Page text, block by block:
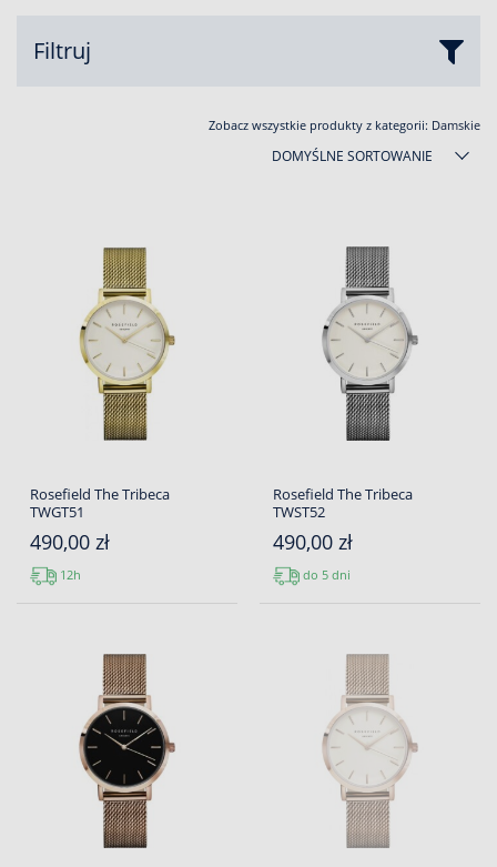
Filtruj
Zobacz wszystkie produkty z kategorii: Damskie
DOMYŚLNE SORTOWANIE
Rosefield The Tribeca
TWGT51
490,00 zł
12h
Rosefield The Tribeca
TWST52
490,00 zł
do 5 dni